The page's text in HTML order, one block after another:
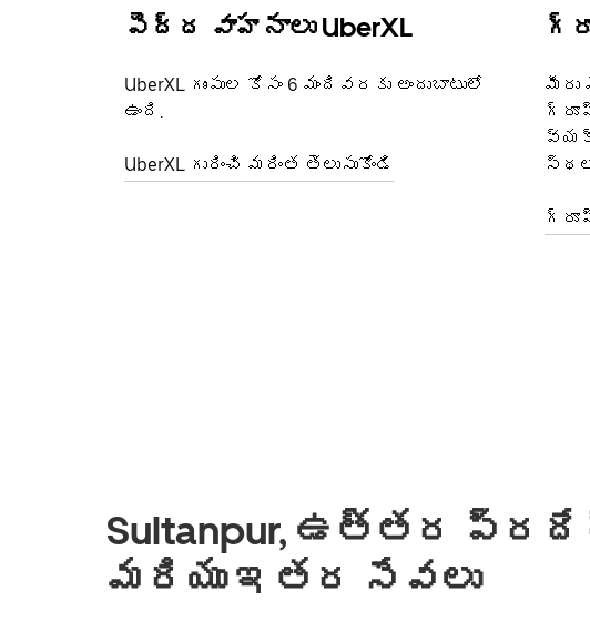
పెద్ద వాహనాలు UberXL
UberXL గుంపుల కోసం 6 మందివరకు అందుబాటులో
ఉంది.
UberXL గురించి మరింత తెలుసుకోండి
మీరు
Sultanpur, ఉత్తర
మరియు ఇతర సేవలు